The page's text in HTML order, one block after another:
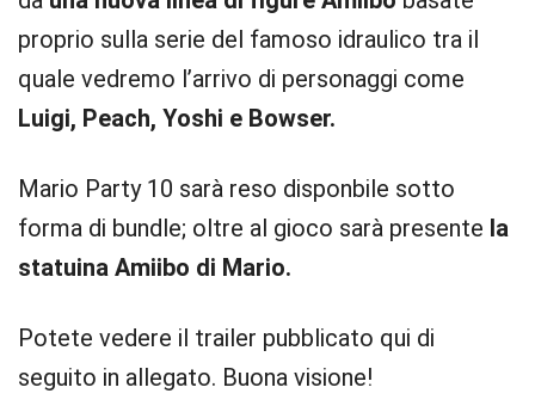
proprio sulla serie del famoso idraulico tra il
quale vedremo l’arrivo di personaggi come
Luigi, Peach, Yoshi e Bowser.
Mario Party 10 sarà reso disponbile sotto
forma di bundle; oltre al gioco sarà presente la
statuina Amiibo di Mario.
Potete vedere il trailer pubblicato qui di
seguito in allegato. Buona visione!